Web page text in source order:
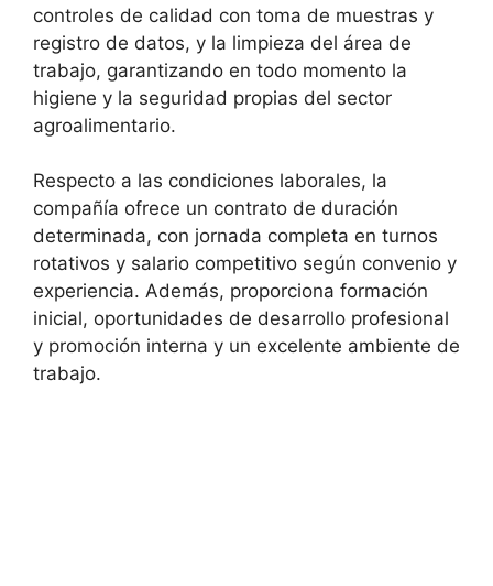
controles de calidad con toma de muestras y
registro de datos, y la limpieza del área de
trabajo, garantizando en todo momento la
higiene y la seguridad propias del sector
agroalimentario.
Respecto a las condiciones laborales, la
compañía ofrece un contrato de duración
determinada, con jornada completa en turnos
rotativos y salario competitivo según convenio y
experiencia. Además, proporciona formación
inicial, oportunidades de desarrollo profesional
y promoción interna y un excelente ambiente de
trabajo.